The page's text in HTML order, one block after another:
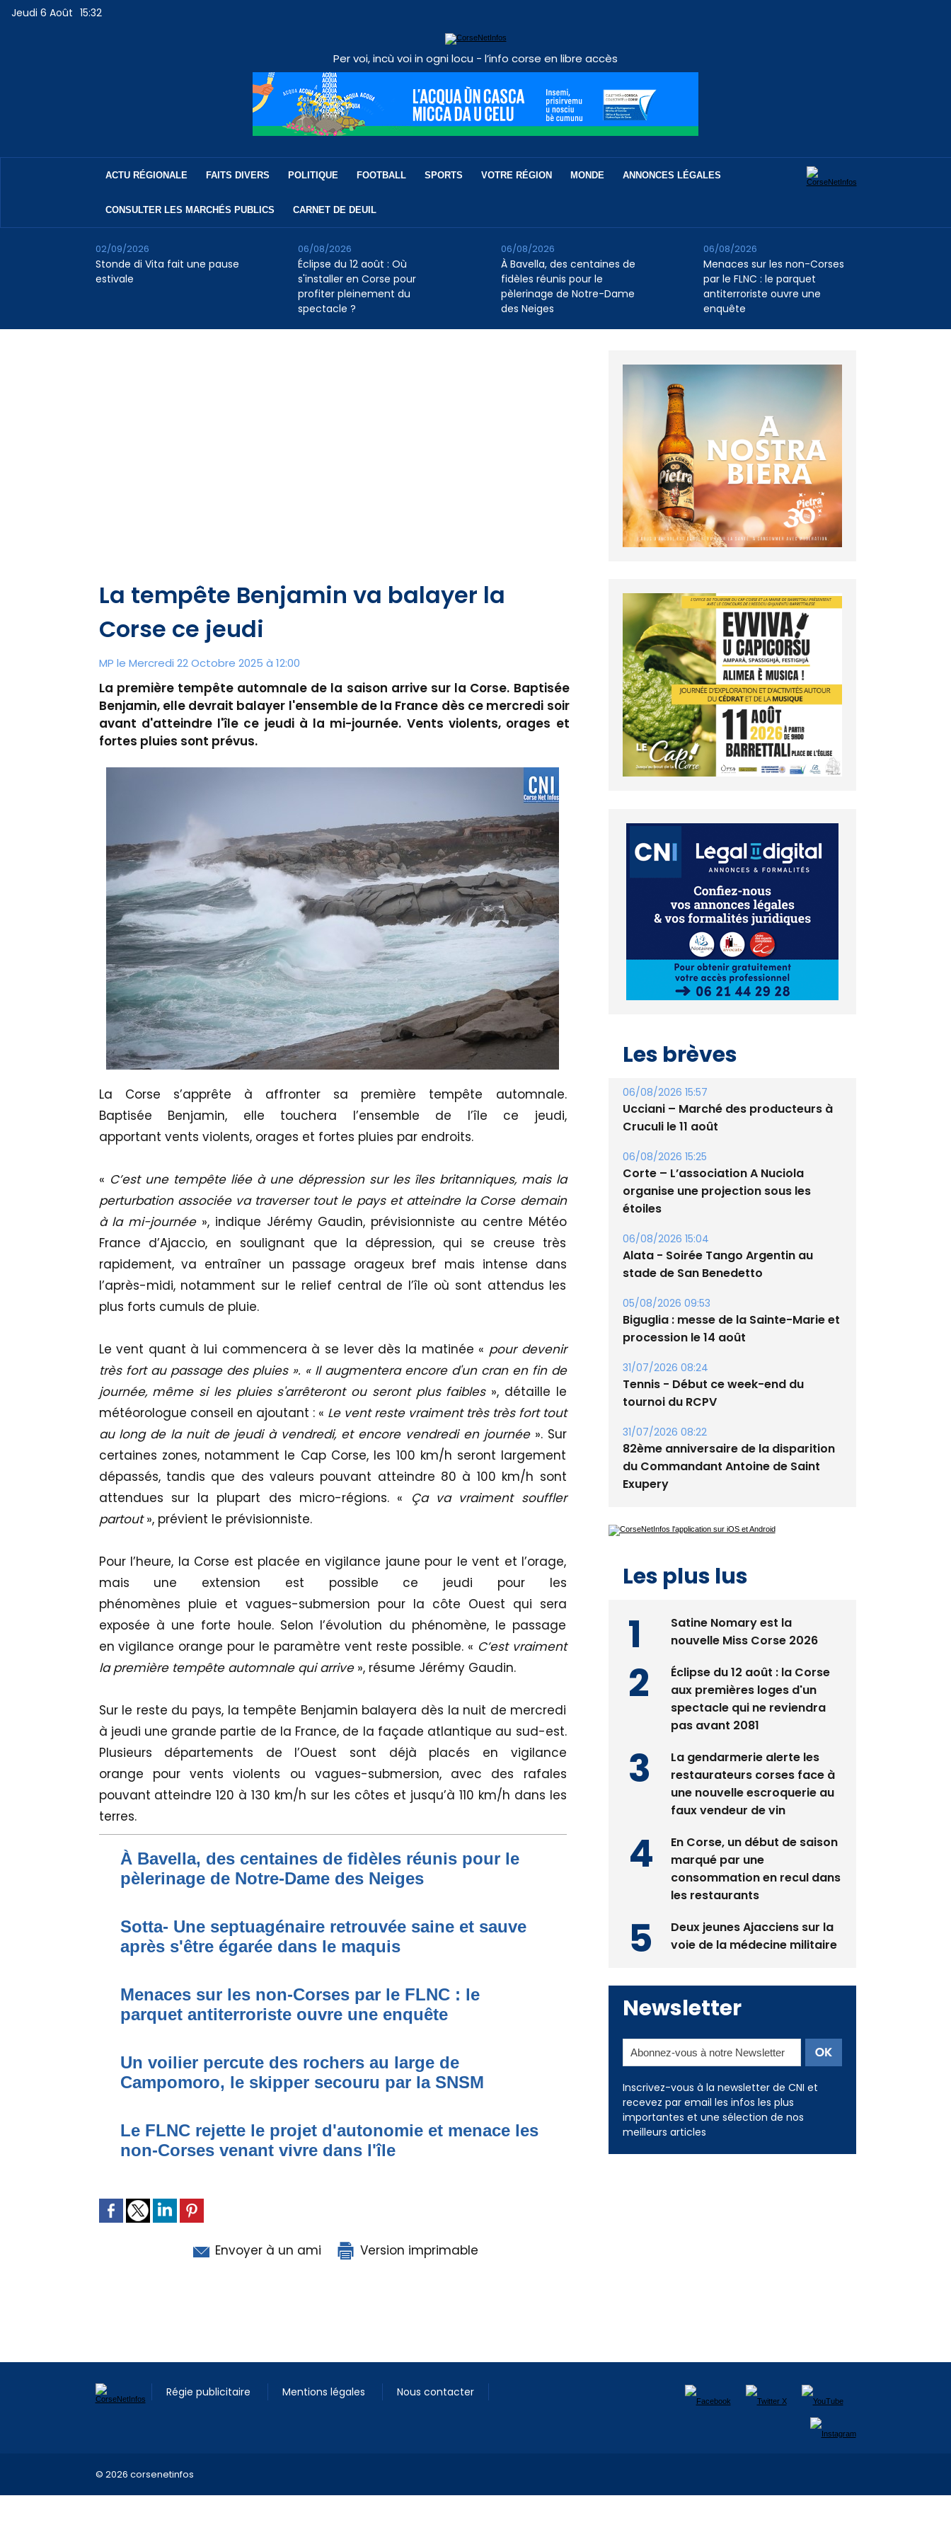
Jeudi 6 Août 15:32
Per voi, incù voi in ogni locu - l’info corse en libre accès
ACTU RÉGIONALE FAITS DIVERS POLITIQUE FOOTBALL SPORTS VOTRE RÉGION MONDE ANNONCES LÉGALES
CONSULTER LES MARCHÉS PUBLICS CARNET DE DEUIL
Stonde di Vita fait une pause
estivale
02/09/2026
Éclipse du 12 août : Où
s'installer en Corse pour
profiter pleinement du
spectacle ?
06/08/2026
À Bavella, des centaines de
fidèles réunis pour le
pèlerinage de Notre-Dame
des Neiges
06/08/2026
Menaces sur les non-Corses
par le FLNC : le parquet
antiterroriste ouvre une
enquête
06/08/2026
La tempête Benjamin va balayer la
Corse ce jeudi
MP le Mercredi 22 Octobre 2025 à 12:00
La première tempête automnale de la saison arrive sur la Corse. Baptisée
Benjamin, elle devrait balayer l'ensemble de la France dès ce mercredi soir
avant d'atteindre l'île ce jeudi à la mi-journée. Vents violents, orages et
fortes pluies sont prévus.
La Corse s’apprête à affronter sa première tempête automnale.
Baptisée Benjamin, elle touchera l’ensemble de l’île ce jeudi,
apportant vents violents, orages et fortes pluies par endroits.
« C’est une tempête liée à une dépression sur les îles britanniques, mais la
perturbation associée va traverser tout le pays et atteindre la Corse demain
à la mi-journée», indique Jérémy Gaudin, prévisionniste au centre Météo
France d’Ajaccio, en soulignant que la dépression, qui se creuse très
rapidement, va entraîner un passage orageux bref mais intense dans
l’après-midi, notamment sur le relief central de l’île où sont attendus les
plus forts cumuls de pluie.
Le vent quant à lui commencera à se lever dès la matinée « pour devenir
très fort au passage des pluies ». « Il augmentera encore d'un cran en fin de
journée, même si les pluies s'arrêteront ou seront plus faibles», détaille le
météorologue conseil en ajoutant : « Le vent reste vraiment très très fort tout
au long de la nuit de jeudi à vendredi, et encore vendredi en journée». Sur
certaines zones, notamment le Cap Corse, les 100 km/h seront largement
dépassés, tandis que des valeurs pouvant atteindre 80 à 100 km/h sont
attendues sur la plupart des micro-régions. « Ça va vraiment souffler
partout», prévient le prévisionniste.
Pour l’heure, la Corse est placée en vigilance jaune pour le vent et l’orage,
mais une extension est possible ce jeudi pour les
phénomènes pluie et vagues-submersion pour la côte Ouest qui sera
exposée à une forte houle. Selon l’évolution du phénomène, le passage
en vigilance orange pour le paramètre vent reste possible. « C’est vraiment
la première tempête automnale qui arrive», résume Jérémy Gaudin.
Sur le reste du pays, la tempête Benjamin balayera dès la nuit de mercredi
à jeudi une grande partie de la France, de la façade atlantique au sud-est.
Plusieurs départements de l’Ouest sont déjà placés en vigilance
orange pour vents violents ou vagues-submersion, avec des rafales
pouvant atteindre 120 à 130 km/h sur les côtes et jusqu’à 110 km/h dans les
terres.
À Bavella, des centaines de fidèles réunis pour le
pèlerinage de Notre-Dame des Neiges
Sotta- Une septuagénaire retrouvée saine et sauve
après s'être égarée dans le maquis
Menaces sur les non-Corses par le FLNC : le
parquet antiterroriste ouvre une enquête
Un voilier percute des rochers au large de
Campomoro, le skipper secouru par la SNSM
Le FLNC rejette le projet d'autonomie et menace les
non-Corses venant vivre dans l'île
Envoyer à un ami Version imprimable
06/08/2026 15:57
Cruculi le 11 août
06/08/2026 15:25
organise une projection sous les
étoiles
06/08/2026 15:04
stade de San Benedetto
05/08/2026 09:53
procession le 14 août
31/07/2026 08:24
Tennis - Début ce week-end du
tournoi du RCPV
31/07/2026 08:22
du Commandant Antoine de Saint
Exupery
Les plus lus
Satine Nomary est la
Éclipse du 12 août : la Corse
spectacle qui ne reviendra
pas avant 2081
La gendarmerie alerte les
une nouvelle escroquerie au
faux vendeur de vin
En Corse, un début de saison
consommation en recul dans
les restaurants
Deux jeunes Ajacciens sur la
Inscrivez-vous à la newsletter de CNI et
recevez par email les infos les plus
importantes et une sélection de nos
Régie publicitaire Mentions légales Nous contacter
© 2026 corsenetinfos